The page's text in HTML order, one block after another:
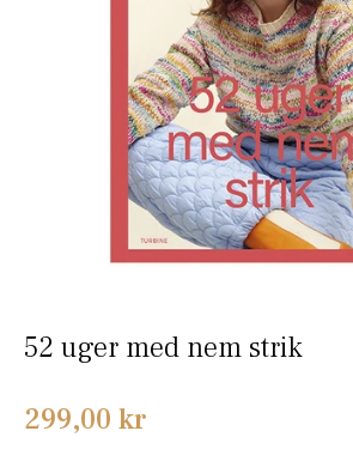
52 uger med nem strik
Normalpris
299,00 kr